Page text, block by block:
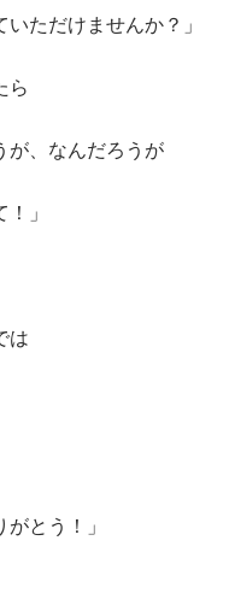
だけませんか？」
ら
が、なんだろうが
」
は
とう！」